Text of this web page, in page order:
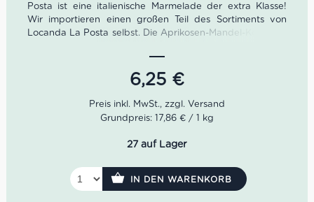
Posta ist eine italienische Marmelade der extra Klasse!
Wir importieren einen großen Teil des Sortiments von
Locanda La Posta selbst. Die Aprikosen-Mandel-Konfitüre
nicht durch den aufdringlichen Gebrauch von Zucker
überdeckt werden. Alles in allem also ein sehr delikates
Gut italienischer, dicht gepackter Aromen in Form einer
6,25 €
Grundpreis: 17,86 € / 1 kg
27 auf Lager
IN DEN WARENKORB